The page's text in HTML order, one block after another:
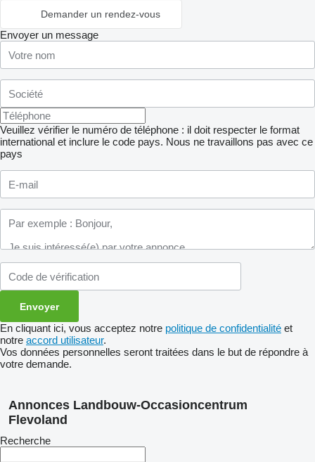
Demander un rendez-vous
Envoyer un message
Veuillez vérifier le numéro de téléphone : il doit respecter le format
international et inclure le code pays. Nous ne travaillons pas avec ce
pays
En cliquant ici, vous acceptez notre politique de confidentialité et
notre accord utilisateur.
Vos données personnelles seront traitées dans le but de répondre à
votre demande.
Annonces Landbouw-Occasioncentrum
Flevoland
Recherche